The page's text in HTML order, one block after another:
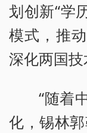
划创新“学
模式，推
深化两国技
“随着
化，锡林